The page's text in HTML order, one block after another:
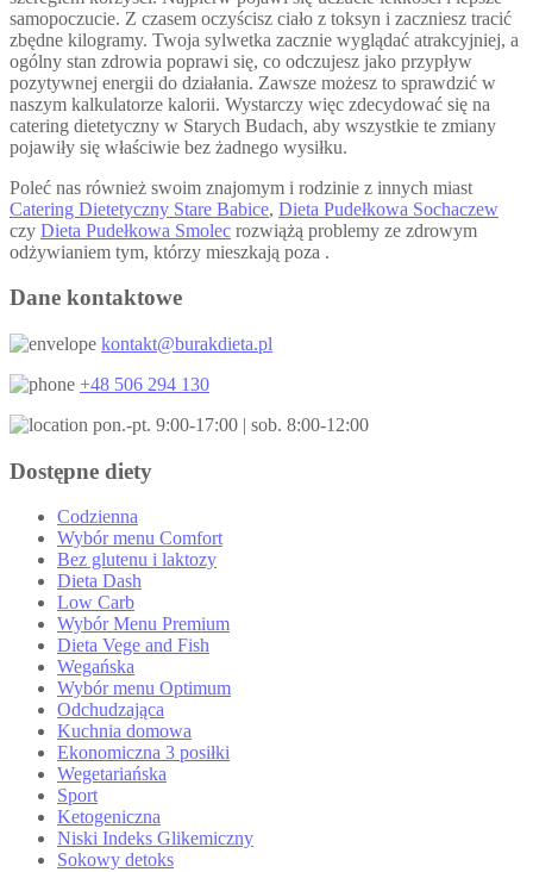
samopoczucie. Z czasem oczyścisz ciało z toksyn i zaczniesz tracić
zbędne kilogramy. Twoja sylwetka zacznie wyglądać atrakcyjniej, a
ogólny stan zdrowia poprawi się, co odczujesz jako przypływ
pozytywnej energii do działania. Zawsze możesz to sprawdzić w
naszym kalkulatorze kalorii. Wystarczy więc zdecydować się na
catering dietetyczny w Starych Budach, aby wszystkie te zmiany
pojawiły się właściwie bez żadnego wysiłku.
Poleć nas również swoim znajomym i rodzinie z innych miast
Catering Dietetyczny Stare Babice, Dieta Pudełkowa Sochaczew
czy Dieta Pudełkowa Smolec rozwiążą problemy ze zdrowym
odżywianiem tym, którzy mieszkają poza .
Dane kontaktowe
kontakt@burakdieta.pl
+48 506 294 130
pon.-pt. 9:00-17:00 | sob. 8:00-12:00
Dostępne diety
Codzienna
Wybór menu Comfort
Bez glutenu i laktozy
Dieta Dash
Low Carb
Wybór Menu Premium
Dieta Vege and Fish
Wegańska
Wybór menu Optimum
Odchudzająca
Kuchnia domowa
Ekonomiczna 3 posiłki
Wegetariańska
Sport
Ketogeniczna
Niski Indeks Glikemiczny
Sokowy detoks